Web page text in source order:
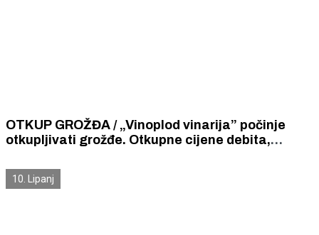
OTKUP GROŽĐA / „Vinoplod vinarija” počinje
otkupljivati grožđe. Otkupne cijene debita,
kilogram.
10. Lipanj